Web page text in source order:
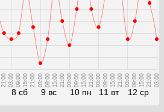
21:00
8 сб
03:00 09:00 15:00 21:00
9 вс
03:00 09:00 15:00 21:00
10 пн
03:00 09:00 15:00 21:00
11 вт
03:00 09:00 15:00 21:00
12 ср
03:00 09:00 15:00 21:00 03:00